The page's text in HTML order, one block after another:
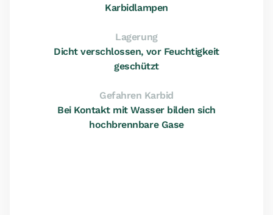
Karbidlampen
Lagerung
Dicht verschlossen, vor Feuchtigkeit
geschützt
Gefahren Karbid
Bei Kontakt mit Wasser bilden sich
hochbrennbare Gase